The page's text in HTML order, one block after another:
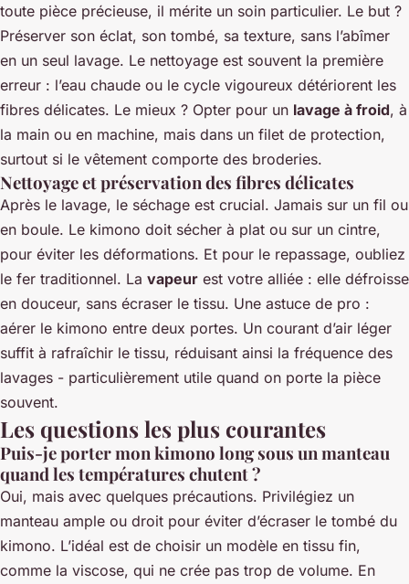
toute pièce précieuse, il mérite un soin particulier. Le but ?
Préserver son éclat, son tombé, sa texture, sans l’abîmer
en un seul lavage. Le nettoyage est souvent la première
erreur : l’eau chaude ou le cycle vigoureux détériorent les
fibres délicates. Le mieux ? Opter pour un lavage à froid, à
la main ou en machine, mais dans un filet de protection,
surtout si le vêtement comporte des broderies.
Nettoyage et préservation des fibres délicates
Après le lavage, le séchage est crucial. Jamais sur un fil ou
en boule. Le kimono doit sécher à plat ou sur un cintre,
pour éviter les déformations. Et pour le repassage, oubliez
le fer traditionnel. La vapeur est votre alliée : elle défroisse
en douceur, sans écraser le tissu. Une astuce de pro :
aérer le kimono entre deux portes. Un courant d’air léger
suffit à rafraîchir le tissu, réduisant ainsi la fréquence des
lavages - particulièrement utile quand on porte la pièce
souvent.
Les questions les plus courantes
Puis-je porter mon kimono long sous un manteau
quand les températures chutent ?
Oui, mais avec quelques précautions. Privilégiez un
manteau ample ou droit pour éviter d’écraser le tombé du
kimono. L’idéal est de choisir un modèle en tissu fin,
comme la viscose, qui ne crée pas trop de volume. En